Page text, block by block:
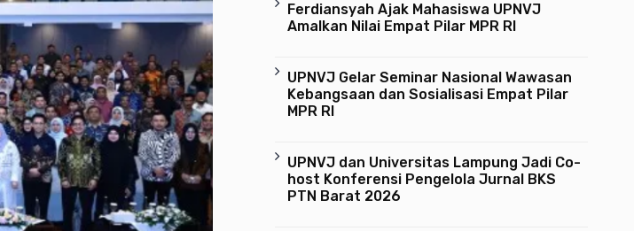
Ferdiansyah Ajak Mahasiswa UPNVJ
Amalkan Nilai Empat Pilar MPR RI
UPNVJ Gelar Seminar Nasional Wawasan
Kebangsaan dan Sosialisasi Empat Pilar
MPR RI
UPNVJ dan Universitas Lampung Jadi Co-
host Konferensi Pengelola Jurnal BKS
PTN Barat 2026